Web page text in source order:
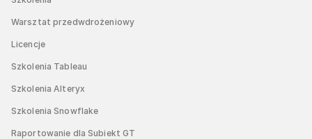
Warsztat przedwdrożeniowy
Licencje
Szkolenia Tableau
Szkolenia Alteryx
Szkolenia Snowflake
Raportowanie dla Subiekt GT